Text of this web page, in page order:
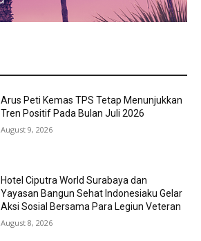
Arus Peti Kemas TPS Tetap Menunjukkan
Tren Positif Pada Bulan Juli 2026
August 9, 2026
Hotel Ciputra World Surabaya dan
Yayasan Bangun Sehat Indonesiaku Gelar
Aksi Sosial Bersama Para Legiun Veteran
August 8, 2026